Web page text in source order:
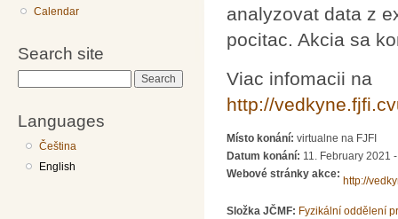
Calendar
Search site
Languages
Čeština
English
analyzovat data z
pocitac. Akcia sa
Viac infomacii na
http://
Místo konání: virtualne na FJFI
Datum konání: 11. February 2021
Webové stránky akce:
http://
Složka JČMF: Fyzikální oddělení